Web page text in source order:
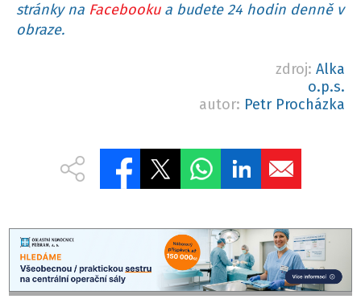
stránky na Facebookua budete 24 hodin denně v
obraze.
zdroj: Alka
o.p.s.
autor: Petr Procházka